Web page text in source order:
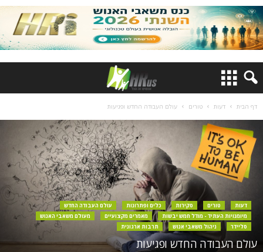
דף הבית דעות טורים עולם העבודה החדש ופגיעות
דעות טורים סקירות כלים ופתרונות
עולם העבודה החדש
מיומנויות העתיד - מודל חמש יבשות
מאמרים מקצועיים
מעולם משאבי האנוש
סליידר
ניהול משאבי אנוש תרבות ארגונית
עולם העבודה החדש ופגיעות